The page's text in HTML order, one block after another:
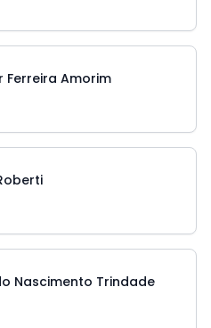
Ferreira Amorim
Nascimento Trindade